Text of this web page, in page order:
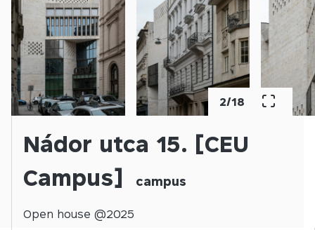
2/18
Nádor utca 15. [CEU
Campus]
campus
Open house @2025